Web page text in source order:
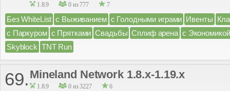
1.8.9 0 из 777 7
Без WhiteList с Выживанием с Голодными играми Ивенты
с Паркуром с Прятками Свадьбы Сплиф арена с Экономикой
Skyblock TNT Run
69. Mineland Network 1.8.x-1.19.x
1.8.9 0 из 3227 6